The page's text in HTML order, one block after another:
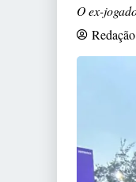
O ex-
Redação